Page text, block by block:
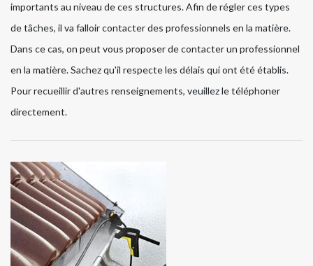
importants au niveau de ces structures. Afin de régler ces types
de tâches, il va falloir contacter des professionnels en la matière.
Dans ce cas, on peut vous proposer de contacter un professionnel
en la matière. Sachez qu'il respecte les délais qui ont été établis.
Pour recueillir d'autres renseignements, veuillez le téléphoner
directement.